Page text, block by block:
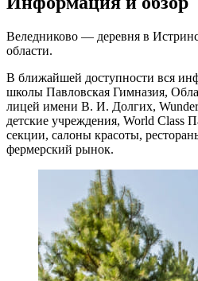
Веледниково — деревня в
области.
В ближайшей доступности вся
школы Павловская Гимназия,
лицей имени В. И. Долгих,
детские учреждения, World Class
секции, салоны красоты,
фермерский рынок.